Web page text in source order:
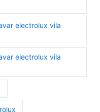
electrolux vila
electrolux vila